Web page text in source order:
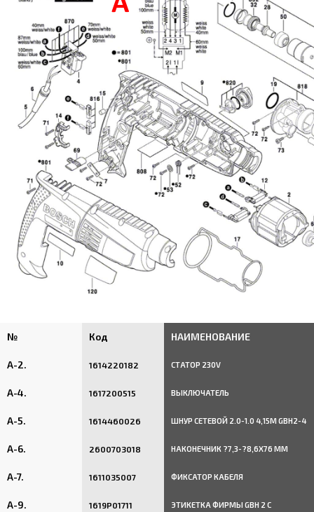
№ Код НАИМЕНОВАНИЕ
A-2. 1614220182 СТАТОР 230V
A-4. 1617200515 ВЫКЛЮЧАТЕЛЬ
A-5. 1614460026 ШНУР СЕТЕВОЙ 2.0-1.0 4,15М GBH2-4
A-6. 2600703018 НАКОНЕЧНИК ?7,3-?8,6X76 MM
A-7. 1611035007 ФИКСАТОР КАБЕЛЯ
A-9. 1619P01711 ЭТИКЕТКА ФИРМЫ GBH 2 C